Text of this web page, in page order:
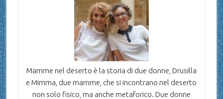
Mamme nel deserto è la storia di due donne, Drusilla
e Mimma, due mamme, che si incontrano nel deserto
non solo fisico, ma anche metaforico. Due donne